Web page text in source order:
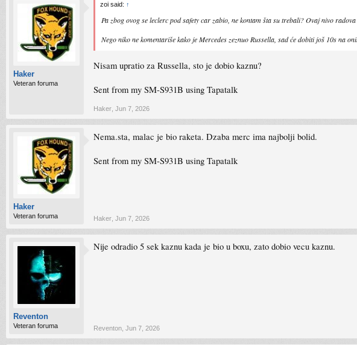
Haker
Veteran foruma
zoi said: ↑
Pa zbog ovog se leclerc pod safety car zabio, ne kontam šta su trebali? Ovaj nivo
Nego niko ne komentariše kako je Mercedes zeznuo Russella, sad će dobiti još 10s na
Nisam upratio za Russella, sto je dobio kaznu?
Sent from my SM-S931B using Tapatalk
Haker Jun 7, 2026
Haker
Veteran foruma
Nema.sta, malac je bio raketa. Dzaba merc ima najbolji bolid.
Sent from my SM-S931B using Tapatalk
Haker Jun 7, 2026
Reventon
Veteran foruma
Nije odradio 5 sek kaznu kada je bio u boxu, zato dobio vecu kaznu.
Reventon Jun 7, 2026